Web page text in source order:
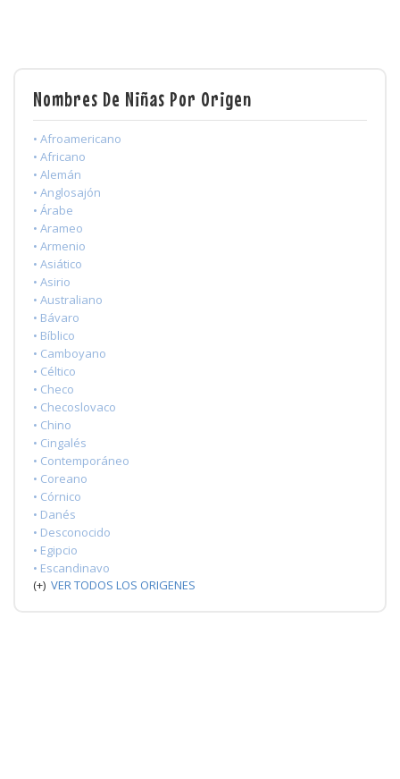
Nombres De Niñas Por Origen
• Afroamericano
• Africano
• Alemán
• Anglosajón
• Árabe
• Arameo
• Armenio
• Asiático
• Asirio
• Australiano
• Bávaro
• Bíblico
• Camboyano
• Céltico
• Checo
• Checoslovaco
• Chino
• Cingalés
• Contemporáneo
• Coreano
• Córnico
• Danés
• Desconocido
• Egipcio
• Escandinavo
(+) VER TODOS LOS ORIGENES